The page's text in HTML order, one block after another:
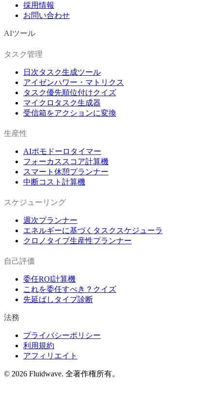
採用情報
お問い合わせ
AIツール
タスク管理
日次タスク生成ツール
アイゼンハワー・マトリクス
タスク優先順位付けクイズ
マイクロタスク生成器
受信箱をアクションに変換
生産性
AIポモドーロタイマー
フォーカススコア計算機
スマート休憩プランナー
中断コスト計算機
スケジューリング
週次プランナー
エネルギーに基づくタスクスケジューラ
クロノタイプ生産性プランナー
自己評価
委任ROI計算機
これを委任すべき？クイズ
先延ばしタイプ診断
法務
プライバシーポリシー
利用規約
アフィリエイト
© 2026 Fluidwave. 全著作権所有。